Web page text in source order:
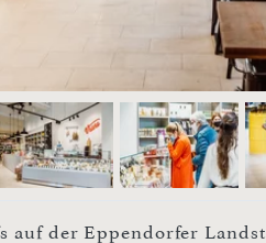
auf der Eppendorfer